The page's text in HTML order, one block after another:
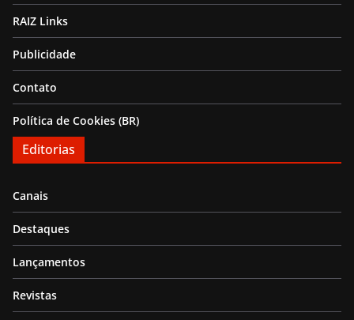
RAIZ Links
Publicidade
Contato
Política de Cookies (BR)
Editorias
Canais
Destaques
Lançamentos
Revistas